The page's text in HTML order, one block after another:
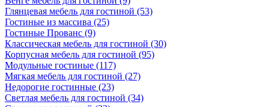
Глянцевая мебель для гостиной (53)
Гостиные из массива (25)
Гостиные Прованс (9)
Классическая мебель для гостиной (30)
Корпусная мебель для гостиной (95)
Модульные гостиные (117)
Мягкая мебель для гостиной (27)
Недорогие гостинные (23)
Светлая мебель для гостиной (34)